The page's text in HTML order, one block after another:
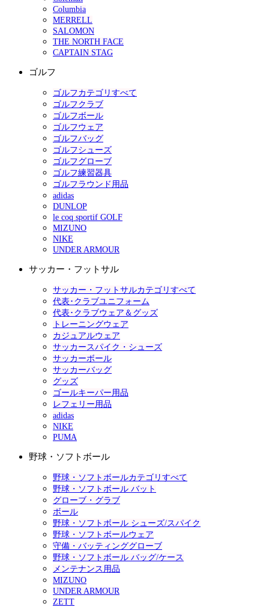
Columbia
MERRELL
SALOMON
THE NORTH FACE
CAPTAIN STAG
ゴルフ
ゴルフカテゴリすべて
ゴルフクラブ
ゴルフボール
ゴルフウェア
ゴルフバッグ
ゴルフシューズ
ゴルフグローブ
ゴルフ練習器具
ゴルフラウンド用品
adidas
DUNLOP
le coq sportif GOLF
MIZUNO
NIKE
UNDER ARMOUR
サッカー・フットサル
サッカー・フットサルカテゴリすべて
代表･クラブユニフォーム
代表･クラブウェア＆グッズ
トレーニングウェア
カジュアルウェア
サッカースパイク・シューズ
サッカーボール
サッカーバッグ
グッズ
ゴールキーパー用品
レフェリー用品
adidas
NIKE
PUMA
野球・ソフトボール
野球・ソフトボールカテゴリすべて
野球・ソフトボール バット
グローブ・グラブ
ボール
野球・ソフトボール シューズ/スパイク
野球・ソフトボールウェア
守備・バッティンググローブ
野球・ソフトボール バッグ/ケース
メンテナンス用品
MIZUNO
UNDER ARMOUR
ZETT